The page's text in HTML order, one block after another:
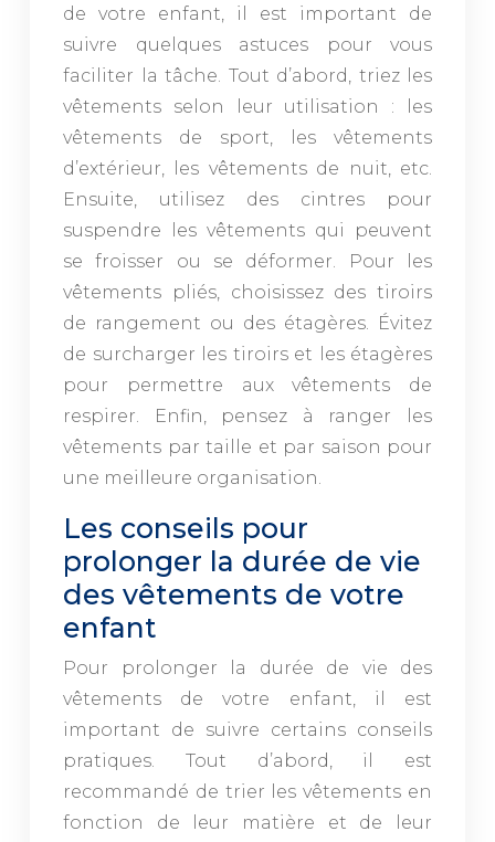
de votre enfant, il est important de
suivre quelques astuces pour vous
faciliter la tâche. Tout d’abord, triez les
vêtements selon leur utilisation : les
vêtements de sport, les vêtements
d’extérieur, les vêtements de nuit, etc.
Ensuite, utilisez des cintres pour
suspendre les vêtements qui peuvent
se froisser ou se déformer. Pour les
vêtements pliés, choisissez des tiroirs
de rangement ou des étagères. Évitez
de surcharger les tiroirs et les étagères
pour permettre aux vêtements de
respirer. Enfin, pensez à ranger les
vêtements par taille et par saison pour
une meilleure organisation.
Les conseils pour
prolonger la durée de vie
des vêtements de votre
enfant
Pour prolonger la durée de vie des
vêtements de votre enfant, il est
important de suivre certains conseils
pratiques. Tout d’abord, il est
recommandé de trier les vêtements en
fonction de leur matière et de leur